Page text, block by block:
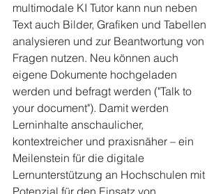
multimodale KI Tutor kann nun neben
Text auch Bilder, Grafiken und Tabellen
analysieren und zur Beantwortung von
Fragen nutzen. Neu können auch
eigene Dokumente hochgeladen
werden und befragt werden ("Talk to
your document"). Damit werden
Lerninhalte anschaulicher,
kontextreicher und praxisnäher – ein
Meilenstein für die digitale
Lernunterstützung an Hochschulen mit
Potenzial für den Einsatz von